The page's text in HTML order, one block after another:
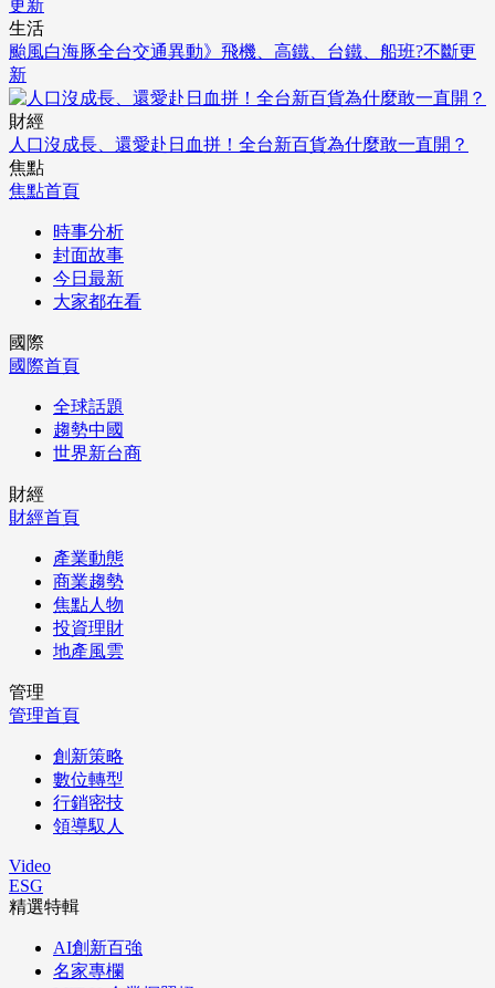
生活
颱風白海豚全台交通異動》飛機、高鐵、台鐵、船班?不斷更
新
財經
人口沒成長、還愛赴日血拼！全台新百貨為什麼敢一直開？
焦點
焦點首頁
時事分析
封面故事
今日最新
大家都在看
國際
國際首頁
全球話題
趨勢中國
世界新台商
財經
財經首頁
產業動態
商業趨勢
焦點人物
投資理財
地產風雲
管理
管理首頁
創新策略
數位轉型
行銷密技
領導馭人
Video
ESG
精選特輯
AI創新百強
名家專欄